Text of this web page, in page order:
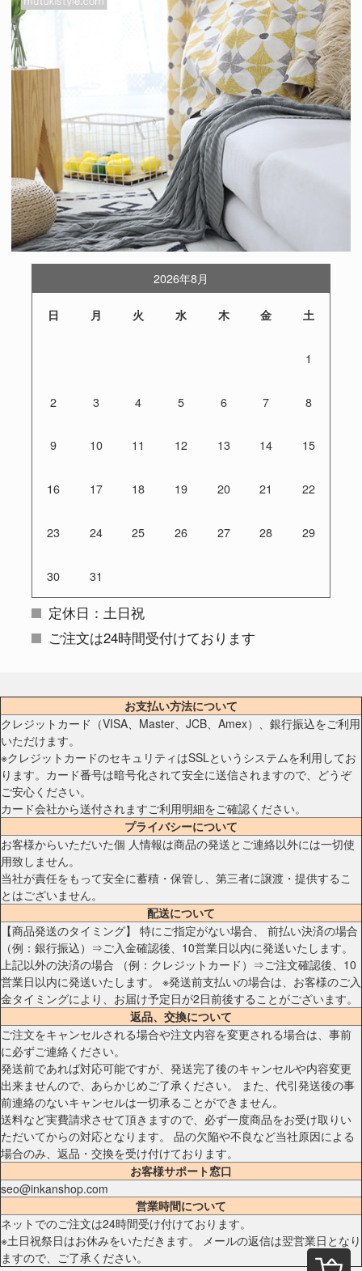
2026年8月
日 月 火 水 木 金 土
1
2 3 4 5 6 7 8
9 10 11 12 13 14 15
16 17 18 19 20 21 22
23 24 25 26 27 28 29
30 31
定休日：土日祝
ご注文は24時間受付けております
お支払い方法について
クレジットカード（VISA、Master、JCB、Amex）、銀行振込をご利用
いただけます。
※クレジットカードのセキュリティはSSLというシステムを利用してお
ります。カード番号は暗号化されて安全に送信されますので、どうぞ
ご安心ください。
カード会社から送付されますご利用明細をご確認ください。
プライバシーについて
お客様からいただいた個 人情報は商品の発送とご連絡以外には一切使
用致しません。
当社が責任をもって安全に蓄積・保管し、第三者に譲渡・提供するこ
とはございません。
配送について
【商品発送のタイミング】 特にご指定がない場合、 前払い決済の場合
（例：銀行振込）⇒ご入金確認後、10営業日以内に発送いたします。
上記以外の決済の場合 （例：クレジットカード）⇒ご注文確認後、10
営業日以内に発送いたします。 ※発送前支払いの場合は、お客様のご入
金タイミングにより、お届け予定日が2日前後することがございます。
返品、交換について
ご注文をキャンセルされる場合や注文内容を変更される場合は、事前
に必ずご連絡ください。
発送前であれば対応可能ですが、発送完了後のキャンセルや内容変更
出来ませんので、あらかじめご了承ください。 また、代引発送後の事
前連絡のないキャンセルは一切承ることができません。
送料など実費請求させて頂きますので、必ず一度商品をお受け取りい
ただいてからの対応となります。 品の欠陥や不良など当社原因による
場合のみ、返品・交換を受け付けております。
お客様サポート窓口
seo@inkanshop.com
営業時間について
ネットでのご注文は24時間受け付けております。
※土日祝祭日はお休みをいただきます。 メールの返信は翌営業日となり
ますので、ご了承ください。